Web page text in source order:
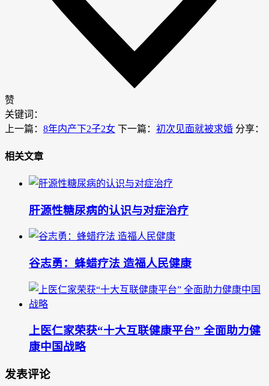
赞
关键词：
分享：
上一篇： 8年内产下2子2女 下一篇： 初次见面就被求婚
相关文章
肝源性糖尿病的认识与对症治疗
谷志勇：蜂蜡疗法 造福人民健康
上医仁家荣获“十大互联健康平台” 全面助力健
康中国战略
发表评论